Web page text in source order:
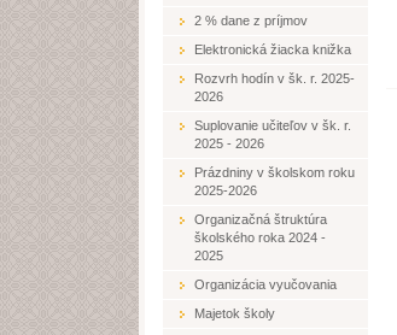
2 % dane z príjmov
Elektronická žiacka knižka
Rozvrh hodín v šk. r. 2025-
2026
Suplovanie učiteľov v šk. r.
2025 - 2026
Prázdniny v školskom roku
2025-2026
Organizačná štruktúra
školského roka 2024 -
2025
Organizácia vyučovania
Majetok školy